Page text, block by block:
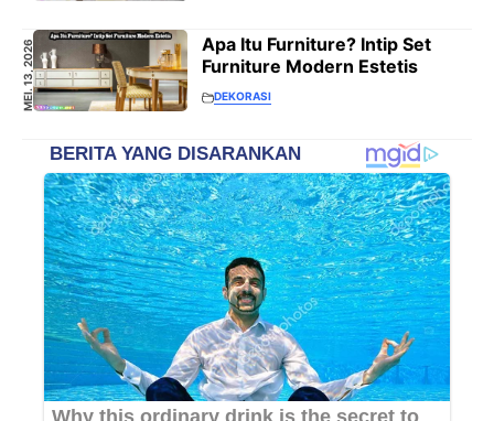
MEI. 13, 2026
Apa Itu Furniture? Intip Set
Furniture Modern Estetis
DEKORASI